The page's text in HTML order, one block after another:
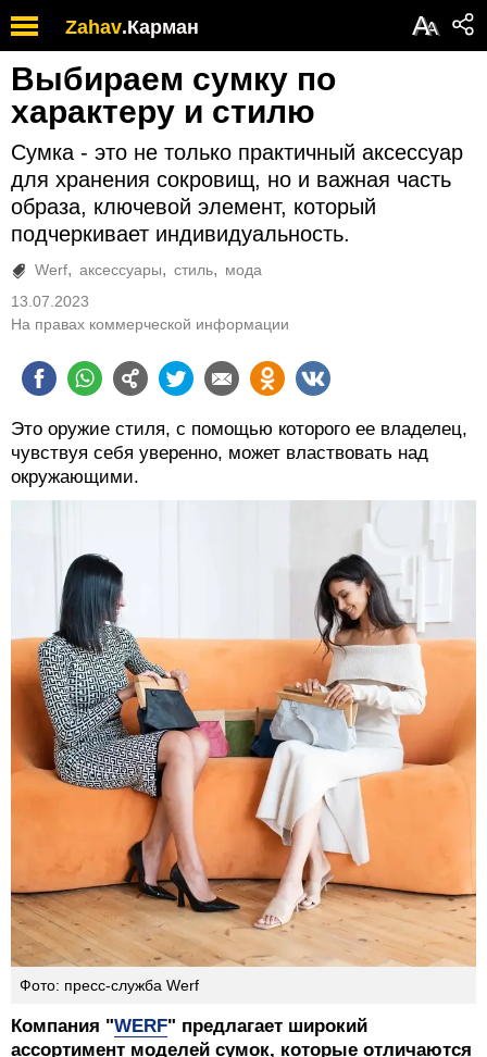
Zahav.Карман АА
Выбираем сумку по
характеру и стилю
Сумка - это не только практичный аксессуар
для хранения сокровищ, но и важная часть
образа, ключевой элемент, который
подчеркивает индивидуальность.
Werf аксессуары стиль
мода
13.07.2023
На правах коммерческой информации
Это оружие стиля, с помощью которого ее владелец,
чувствуя себя уверенно, может властвовать над
окружающими.
Фото: пресс-служба Werf
Компания "WERF" предлагает широкий
ассортимент моделей сумок, которые отличаются